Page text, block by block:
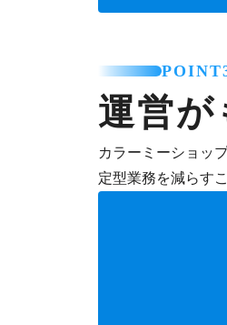
運営
カラーミーショッ
定型業務を減らす